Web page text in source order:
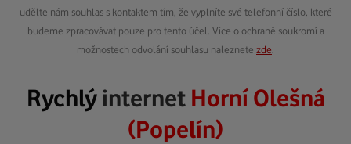
udělte nám souhlas s kontaktem tím, že vyplníte své telefonní číslo, které
budeme zpracovávat pouze pro tento účel. Více o ochraně soukromí a
možnostech odvolání souhlasu naleznete zde
Rychlýinternet Horní Olešná
(Popelín)